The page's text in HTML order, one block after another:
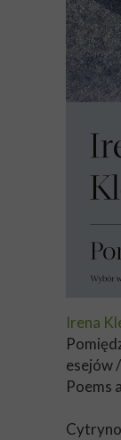
Irena
esejów
Poems